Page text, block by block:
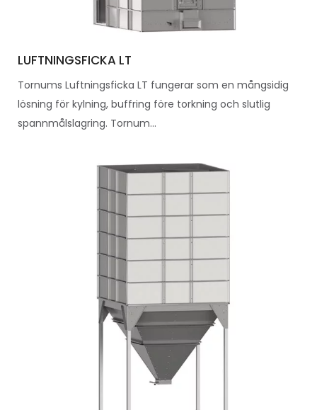
LUFTNINGSFICKA LT
Tornums Luftningsficka LT fungerar som en mångsidig
lösning för kylning, buffring före torkning och slutlig
spannmålslagring. Tornum...